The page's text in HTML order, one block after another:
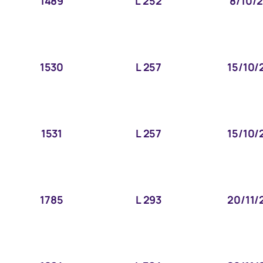
1530 L 257 15/10/
1531 L 257 15/10/
1785 L 293 20/11/